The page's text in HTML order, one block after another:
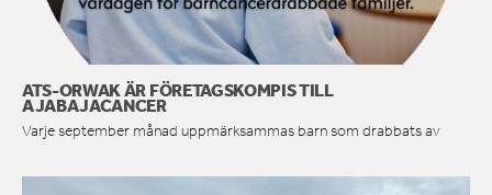
ATS-ORWAK ÄR FÖRETAGSKOMPIS TILL
AJABAJACANCER
Varje september månad uppmärksammas barn som drabbats av